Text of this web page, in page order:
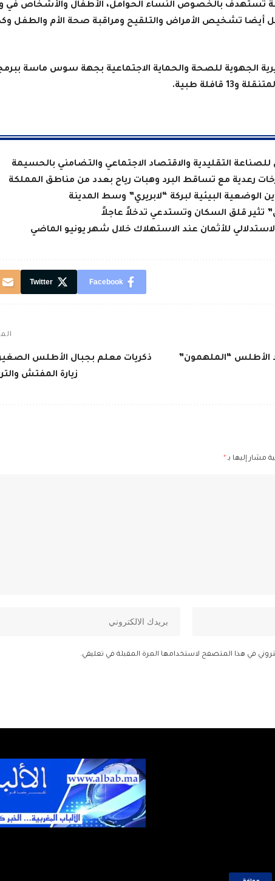
بالخصوص النساء الحوامل، الأطفال والأشخاص في
تشخيص الأمراض والتلقيح ومراقبة صحة الأم والطفل
قافلة طبية
.
التقليدية والاقتصاد الاجتماعي والتضامني بالحسيمة
رعدية مع تساقط البرد وهبات رياح بعدد من مناطق المملكة
الوضعية البيئية لبركة “لابريري” وسط المدينة
تثير قلق السكان وتستدعي تدخلاً عاجلاً
للأثمان عند الاستهلاك خلال شهر يونيو الماضي
Facebook
Twitter
الأطلس “الملهمون”
زيارة المفتش
مشار إليها بـ *
في هذا المتصفح لاستخدامها المرة المقبلة في تعليقي.